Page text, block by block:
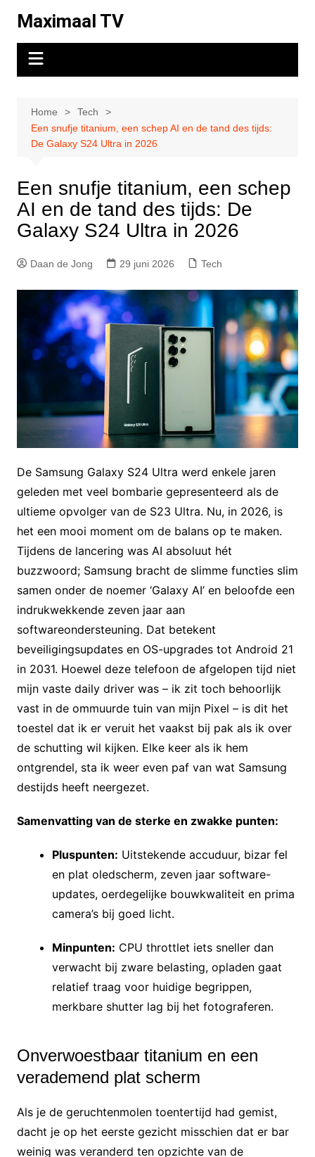
naar
inhoud
Maximaal TV
Home
Tech
Een snufje titanium, een schep AI en de tand des tijds:
De Galaxy S24 Ultra in 2026
Een snufje titanium, een schep
AI en de tand des tijds: De
Galaxy S24 Ultra in 2026
Daan de Jong 29 juni 2026 Tech
De Samsung Galaxy S24 Ultra werd enkele jaren
geleden met veel bombarie gepresenteerd als de
ultieme opvolger van de S23 Ultra. Nu, in 2026, is
het een mooi moment om de balans op te maken.
Tijdens de lancering was AI absoluut hét
buzzwoord; Samsung bracht de slimme functies slim
samen onder de noemer ‘Galaxy AI’ en beloofde een
indrukwekkende zeven jaar aan
softwareondersteuning. Dat betekent
beveiligingsupdates en OS-upgrades tot Android 21
in 2031. Hoewel deze telefoon de afgelopen tijd niet
mijn vaste daily driver was – ik zit toch behoorlijk
vast in de ommuurde tuin van mijn Pixel – is dit het
toestel dat ik er veruit het vaakst bij pak als ik over
de schutting wil kijken. Elke keer als ik hem
ontgrendel, sta ik weer even paf van wat Samsung
destijds heeft neergezet.
Samenvatting van de sterke en zwakke punten:
Pluspunten: Uitstekende accuduur, bizar fel
en plat oledscherm, zeven jaar software-
updates, oerdegelijke bouwkwaliteit en prima
camera’s bij goed licht.
Minpunten: CPU throttlet iets sneller dan
verwacht bij zware belasting, opladen gaat
relatief traag voor huidige begrippen,
merkbare shutter lag bij het fotograferen.
Onverwoestbaar titanium en een
verademend plat scherm
Als je de geruchtenmolen toentertijd had gemist,
dacht je op het eerste gezicht misschien dat er bar
weinig was veranderd ten opzichte van de